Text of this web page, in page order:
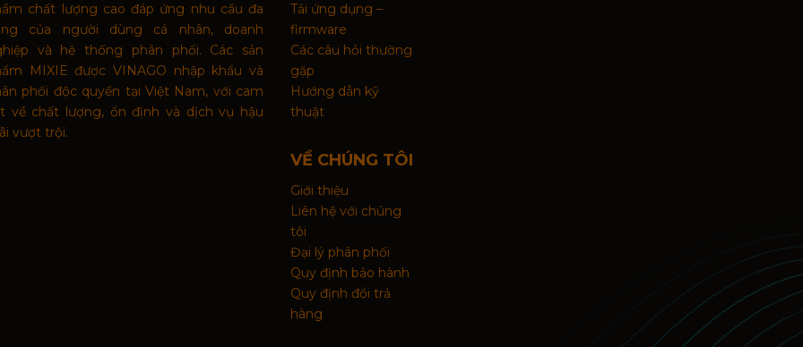
chất lượng cao đáp ứng nhu cầu đa
của người dùng cá nhân, doanh
và hệ thống phân phối. Các sản
MIXIE được VINAGO nhập khẩu và
phối độc quyền tại Việt Nam, với cam
về chất lượng, ổn định và dịch vụ hậu
vượt trội.
Tải ứng dụng –
firmware
Các câu hỏi thường
gặp
Hướng dẫn kỹ
thuật
VỀ CHÚNG TÔI
Giới thiệu
Liên hệ với chúng
tôi
Đại lý phân phối
Quy định bảo hành
Quy định đổi trả
hàng